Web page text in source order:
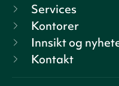
Services
Kontorer
Innsikt og
Kontakt